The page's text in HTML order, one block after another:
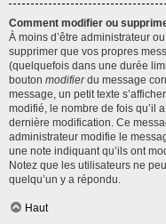
Comment modifier ou
À moins d’être administrateur
supprimer que vos propres
(quelquefois dans une durée
bouton modifierdu message
message, un petit texte
modifié, le nombre de fois qu’il
dernière modification. Ce
administrateur modifie le
une note indiquant qu’ils ont
Notez que les utilisateurs ne
quelqu’un y a répondu.
Haut